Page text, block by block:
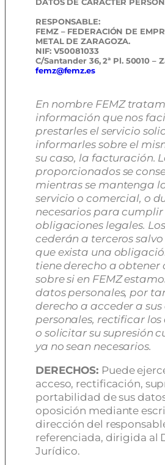
RESPONSABLE:
FEMZ – FEDERACIÓN DE
METAL DE ZARAGOZA.
NIF: V50081033
C/Santander 36, 2ª Pl. 50010 –
femz@femz.es
En nombre FEMZ
información que nos
prestarles el servicio
informarles sobre el
su caso, la facturación.
proporcionados se
mientras se mantenga
servicio o comercial, o
necesarios para cumplir
obligaciones legales.
cederán a terceros salvo
que exista una
tiene derecho a
sobre si en FEMZ
datos personales, por
derecho a acceder a
personales, rectificar
o solicitar su supresión
ya no sean necesarios.
DERECHOS: Puede
acceso, rectificación,
portabilidad de sus
oposición mediante
dirección del
referenciada, dirigida al
Jurídico.